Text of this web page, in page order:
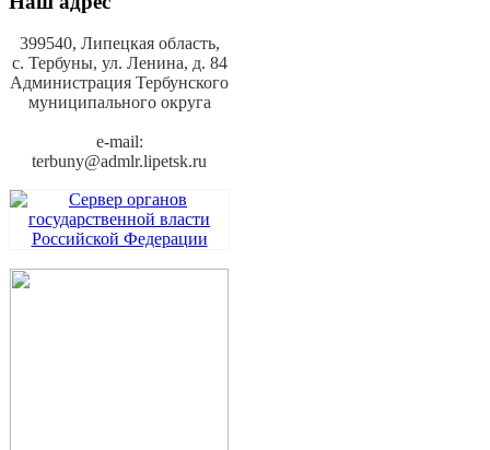
399540, Липецкая область,
с. Тербуны, ул. Ленина, д. 84
Администрация Тербунского
муниципального округа
e-mail:
terbuny@admlr.lipetsk.ru